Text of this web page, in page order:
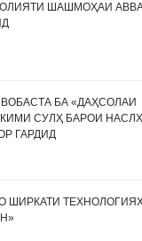
ШАШМОҲАИ
БА «ДАҲСОЛАИ
СУЛҲ БАРОИ
ГАРДИД
ШИРКАТИ